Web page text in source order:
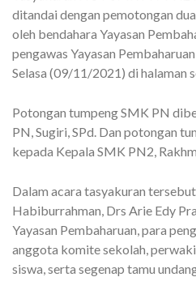
ditandai dengan pemotongan
oleh bendahara Yayasan
pengawas Yayasan
Selasa (09/11/2021) di halaman
Potongan tumpeng SMK PN
PN, Sugiri, SPd. Dan potongan
kepada Kepala SMK PN2,
Dalam acara tasyakuran
Habiburrahman, Drs Arie Edy
Yayasan Pembaharuan, para
anggota komite sekolah,
siswa, serta segenap tamu